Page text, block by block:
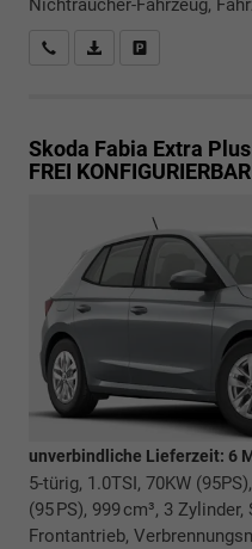
Rückrufbitte absenden
PDF-Datei,
Skoda Fabia Extra
FREI KONFIGURIERBAR
unverbindliche Lieferzeit: 6
5-türig, 1.0TSI, 70KW
(95 PS), 999 cm³, 3 Zylinder,
Frontantrieb,